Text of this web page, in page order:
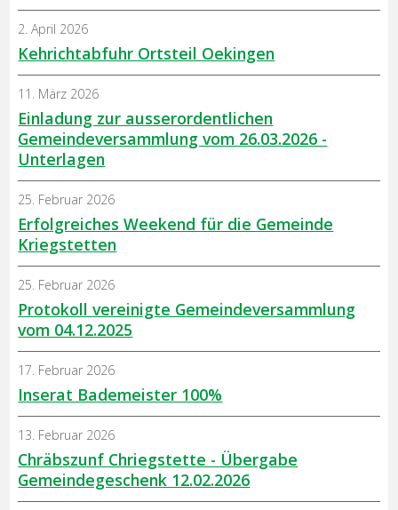
Kehrichtabfuhr Ortsteil Oekingen
2. April 2026
Einladung zur ausserordentlichen
Gemeindeversammlung vom 26.03.2026 -
Unterlagen
11. März 2026
Erfolgreiches Weekend für die Gemeinde
Kriegstetten
25. Februar 2026
Protokoll vereinigte Gemeindeversammlung
vom 04.12.2025
25. Februar 2026
Inserat Bademeister 100%
17. Februar 2026
Chräbszunf Chriegstette - Übergabe
Gemeindegeschenk 12.02.2026
13. Februar 2026